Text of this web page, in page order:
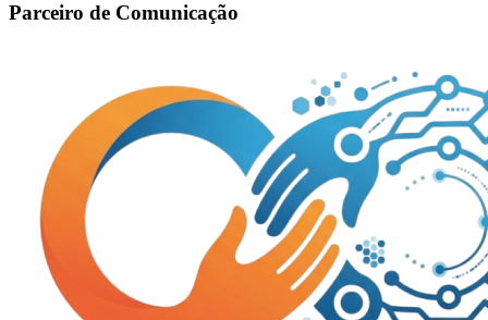
Parceiro de Comunicação